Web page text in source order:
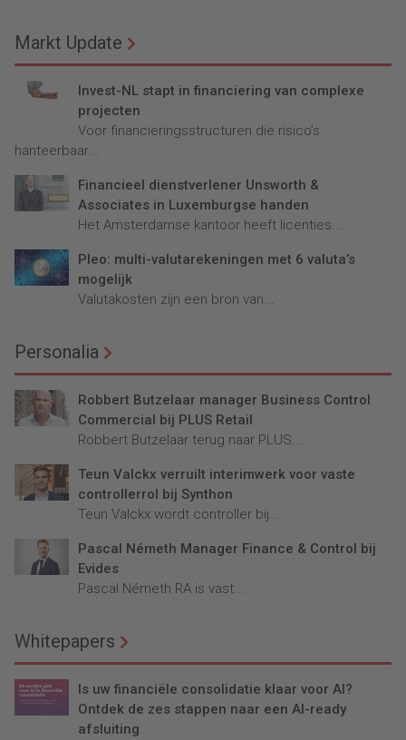
Markt Update
Invest-NL stapt in financiering van complexe
projecten
Voor financieringsstructuren die risico’s
hanteerbaar...
Financieel dienstverlener Unsworth &
Associates in Luxemburgse handen
Het Amsterdamse kantoor heeft licenties...
Pleo: multi-valutarekeningen met 6 valuta’s
mogelijk
Valutakosten zijn een bron van...
Personalia
Robbert Butzelaar manager Business Control
Commercial bij PLUS Retail
Robbert Butzelaar terug naar PLUS...
Teun Valckx verruilt interimwerk voor vaste
controllerrol bij Synthon
Teun Valckx wordt controller bij...
Pascal Németh Manager Finance & Control bij
Evides
Pascal Németh RA is vast...
Whitepapers
Is uw financiële consolidatie klaar voor AI?
Ontdek de zes stappen naar een AI-ready
afsluiting